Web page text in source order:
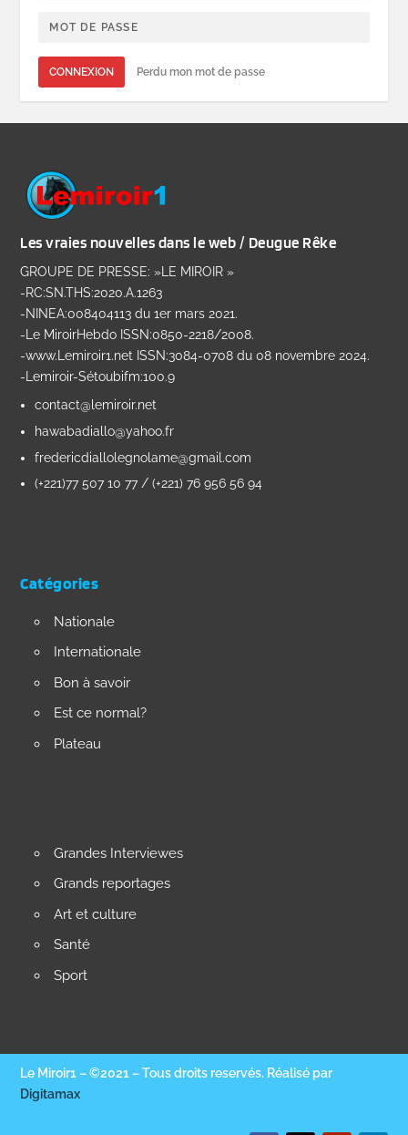
CONNEXION Perdu mon mot de passe
Les vraies nouvelles dans le web / Deugue Rêke
GROUPE DE PRESSE: »LE MIROIR »
-RC:SN.THS:2020.A.1263
-NINEA:008404113 du 1er mars 2021.
-Le MiroirHebdo ISSN:0850-2218/2008.
-www.Lemiroir1.net ISSN:3084-0708 du 08 novembre 2024.
-Lemiroir-Sétoubifm:100.9
contact@lemiroir.net
hawabadiallo@yahoo.fr
fredericdiallolegnolame@gmail.com
(+221)77 507 10 77 / (+221) 76 956 56 94
Catégories
Nationale
Internationale
Bon à savoir
Est ce normal?
Plateau
Grandes Interviewes
Grands reportages
Art et culture
Santé
Sport
Le Miroir1 – ©2021 – Tous droits reservés. Réalisé par
Digitamax